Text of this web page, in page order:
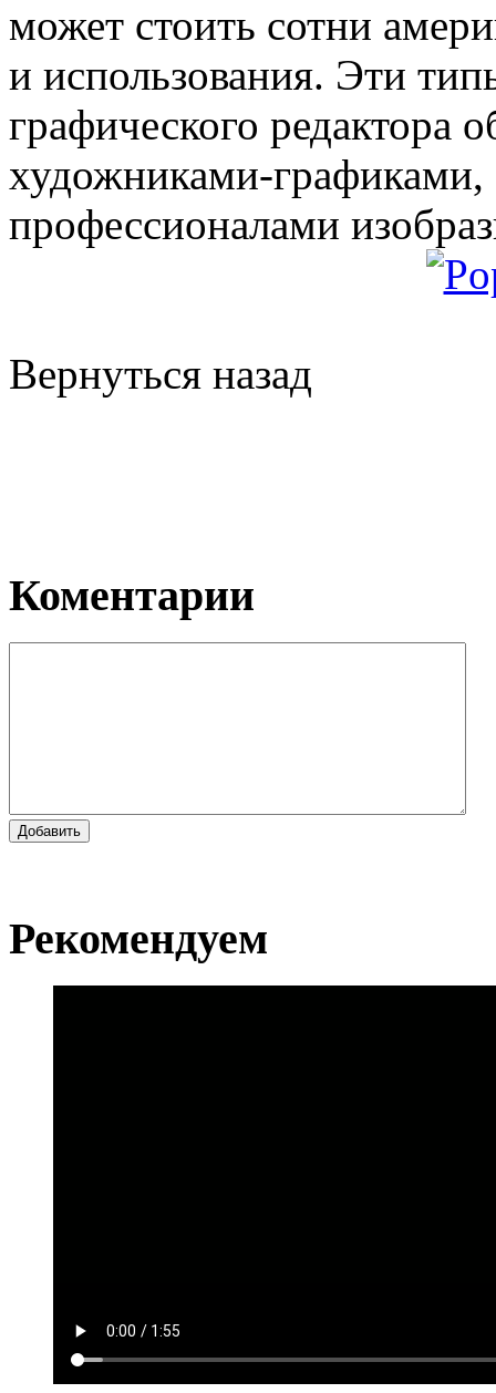
может стоить сотни
и использования. Эти
графического редактора
художниками-
профессионалами
Вернуться назад
Коментарии
Добавить
Рекомендуем